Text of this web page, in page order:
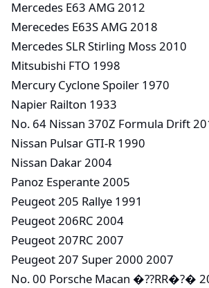
Mercedes E63 AMG 2012
Merecedes E63S AMG 2018
Mercedes SLR Stirling Moss 2010
Mitsubishi FTO 1998
Mercury Cyclone Spoiler 1970
Napier Railton 1933
No. 64 Nissan 370Z Formula Drift
Nissan Pulsar GTI-R 1990
Nissan Dakar 2004
Panoz Esperante 2005
Peugeot 205 Rallye 1991
Peugeot 206RC 2004
Peugeot 207RC 2007
Peugeot 207 Super 2000 2007
No. 00 Porsche Macan �??RR�?�